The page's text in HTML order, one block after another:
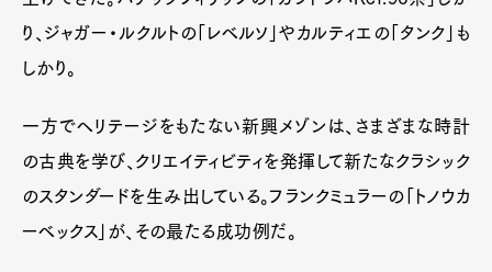
り、ジャガー・ルクルトの「レベルソ」やカルティエの「タンク」も
しかり。
一方でヘリテージをもたない新興メゾンは、さまざまな時計
の古典を学び、クリエイティビティを発揮して新たなクラシック
のスタンダードを生み出している。フランクミュラーの「トノウカ
ーベックス」が、その最たる成功例だ。